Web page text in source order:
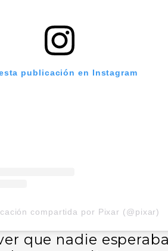
publicación en Instagram
compartida por Pixar (@pixar)
que nadie